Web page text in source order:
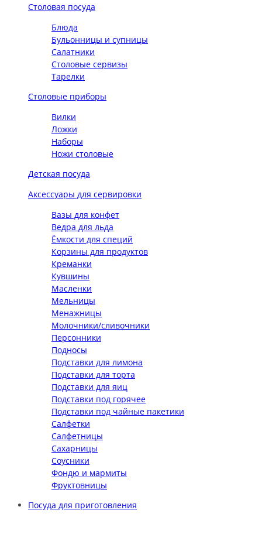
Столовая посуда
Блюда
Бульонницы и супницы
Салатники
Столовые сервизы
Тарелки
Столовые приборы
Вилки
Ложки
Наборы
Ножи столовые
Детская посуда
Аксессуары для сервировки
Вазы для конфет
Ведра для льда
Ёмкости для специй
Корзины для продуктов
Креманки
Кувшины
Масленки
Мельницы
Менажницы
Молочники/сливочники
Персонники
Подносы
Подставки для лимона
Подставки для торта
Подставки для яиц
Подставки под горячее
Подставки под чайные пакетики
Салфетки
Салфетницы
Сахарницы
Соусники
Фондю и мармиты
Фруктовницы
Посуда для приготовления